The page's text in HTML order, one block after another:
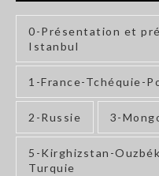
0-Présentation et
Istanbul
1-France-Tchéquie-
2-Russie 3-
5-Kirghizstan-
Turquie